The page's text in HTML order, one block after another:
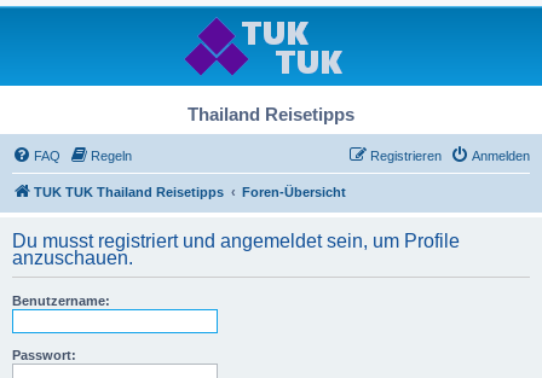
Thailand Reisetipps
FAQ Regeln Anmelden
Registrieren
TUK TUK Thailand Reisetipps Foren-Übersicht
Du musst registriert und angemeldet sein, um Profile
anzuschauen.
Benutzername:
Passwort: